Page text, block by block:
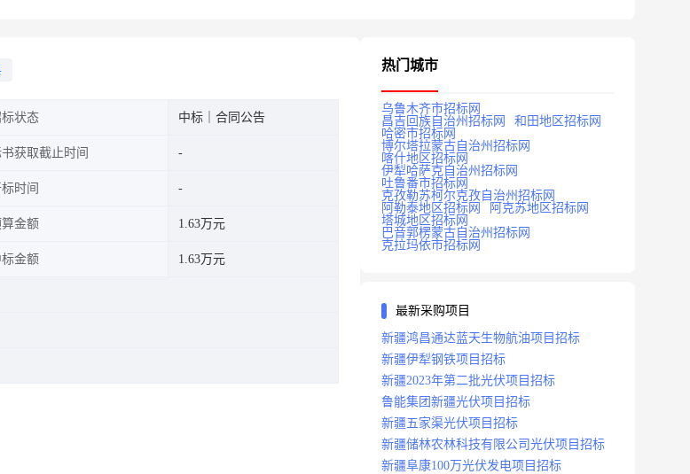
状态 中标｜合同公告
获取截止时间
时间
金额 1.63万元
标金额 1.63万元
热门城市
乌鲁木齐市招标网
昌吉回族自治州招标网
和田地区招标网
哈密市招标网
博尔塔拉蒙古自治州招标网
喀什地区招标网
伊犁哈萨克自治州招标网
吐鲁番市招标网
克孜勒苏柯尔克孜自治州招标网
阿勒泰地区招标网
阿克苏地区招标网
塔城地区招标网
巴音郭楞蒙古自治州招标网
克拉玛依市招标网
最新采购项目
新疆鸿昌通达蓝天生物航油项目招标
新疆伊犁钢铁项目招标
新疆2023年第二批光伏项目招标
鲁能集团新疆光伏项目招标
新疆五家渠光伏项目招标
新疆储林农林科技有限公司光伏项目招标
新疆阜康100万光伏发电项目招标